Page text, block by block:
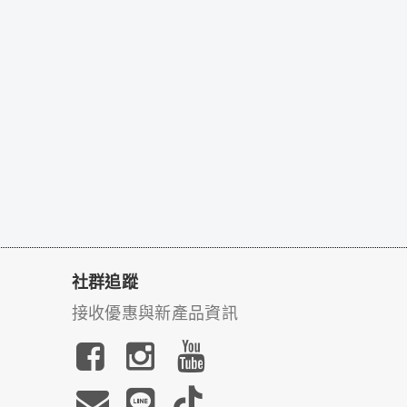
社群追蹤
接收優惠與新產品資訊